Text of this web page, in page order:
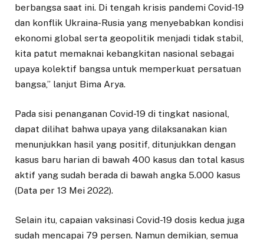
berbangsa saat ini. Di tengah krisis pandemi Covid-19
dan konflik Ukraina-Rusia yang menyebabkan kondisi
ekonomi global serta geopolitik menjadi tidak stabil,
kita patut memaknai kebangkitan nasional sebagai
upaya kolektif bangsa untuk memperkuat persatuan
bangsa,” lanjut Bima Arya.
Pada sisi penanganan Covid-19 di tingkat nasional,
dapat dilihat bahwa upaya yang dilaksanakan kian
menunjukkan hasil yang positif, ditunjukkan dengan
kasus baru harian di bawah 400 kasus dan total kasus
aktif yang sudah berada di bawah angka 5.000 kasus
(Data per 13 Mei 2022).
Selain itu, capaian vaksinasi Covid-19 dosis kedua juga
sudah mencapai 79 persen. Namun demikian, semua